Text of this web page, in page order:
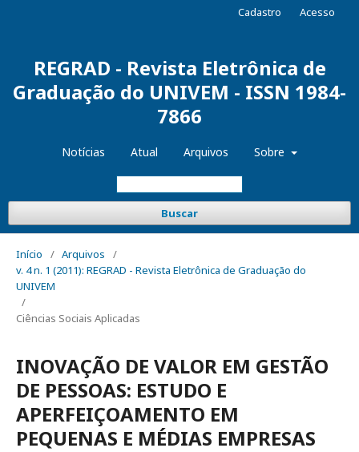
REGRAD - Revista Eletrônica de
Graduação do UNIVEM - ISSN 1984-
7866
Notícias Atual Arquivos Sobre
Buscar
Cadastro Acesso
Início / Arquivos
/
v. 4 n. 1 (2011): REGRAD - Revista Eletrônica de Graduação do
UNIVEM
/
Ciências Sociais Aplicadas
INOVAÇÃO DE VALOR EM GESTÃO
DE PESSOAS: ESTUDO E
APERFEIÇOAMENTO EM
PEQUENAS E MÉDIAS EMPRESAS